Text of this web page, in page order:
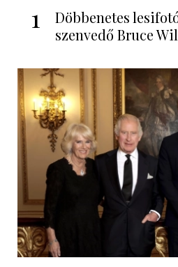
1
Döbbenetes
szenvedő Bruce